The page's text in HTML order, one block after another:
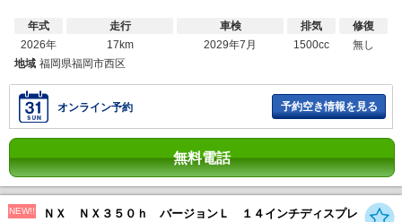
年式
2026年
走行
17km
車検
2029年7月
排気
1500cc
修復
無し
地域 福岡県福岡市西区
オンライン予約 予約空き情報を見る
無料電話
NEW!!
ＮＸ ＮＸ３５０ｈ バージョンＬ １４インチディスプレ